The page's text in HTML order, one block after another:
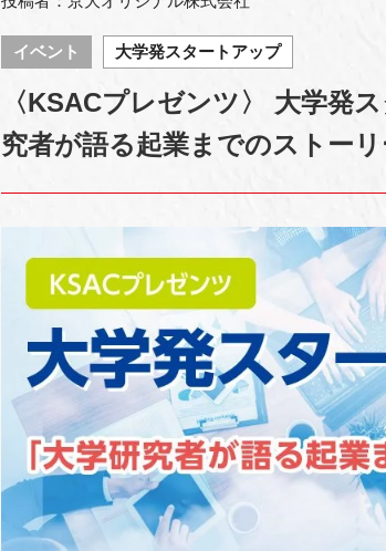
イベント 大学発スタートアップ
〈KSACプレゼンツ〉 大学発
究者が語る起業までのストーリ